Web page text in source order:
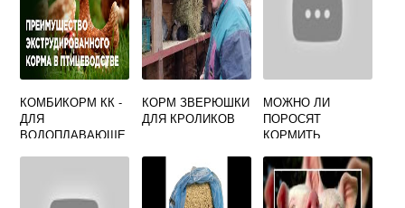
КОМБИКОРМ КК -
ДЛЯ
ВОДОПЛАВАЮЩЕ
КОРМ ЗВЕРЮШКИ
ДЛЯ КРОЛИКОВ
МОЖНО ЛИ
ПОРОСЯТ
КОРМИТЬ